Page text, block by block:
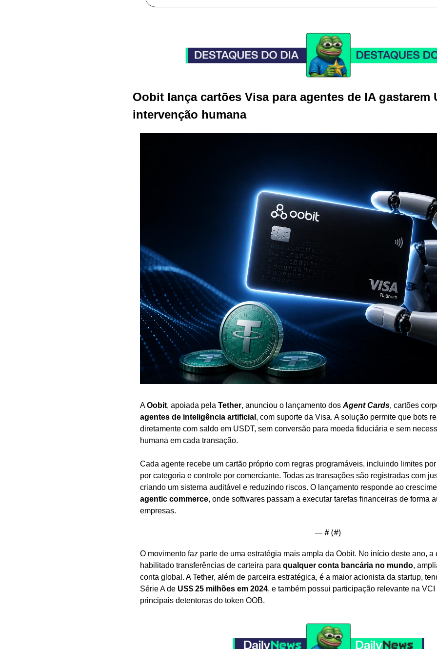
Oobit lança cartões Visa para agentes de IA gastarem
intervenção humana
A Oobit, apoiada pela Tether, anunciou o lançamento dos Agent Cards
agentes de inteligência artificial , com suporte da Visa. A solução permite que bots
diretamente com saldo em USDT, sem conversão para moeda fiduciária e sem
humana em cada transação.
Cada agente recebe um cartão próprio com regras programáveis, incluindo limites
por categoria e controle por comerciante. Todas as transações são registradas com
agentic commerce, onde softwares passam a executar tarefas financeiras de forma
empresas.
— # (#)
O movimento faz parte de uma estratégia mais ampla da Oobit. No início deste ano, a
habilitado transferências de carteira para qualquer conta bancária no mundo,
conta global. A Tether, além de parceira estratégica, é a maior acionista da startup,
Série A de US$ 25 milhões em 2024, e também possui participação relevante na
principais detentoras do token OOB.